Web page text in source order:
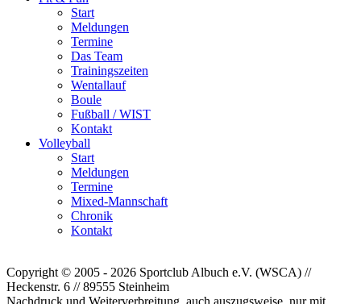
Start
Meldungen
Termine
Das Team
Trainingszeiten
Wentallauf
Boule
Fußball / WIST
Kontakt
Volleyball
Start
Meldungen
Termine
Mixed-Mannschaft
Chronik
Kontakt
Copyright © 2005 - 2026 Sportclub Albuch e.V. (WSCA) //
Heckenstr. 6 // 89555 Steinheim
Nachdruck und Weiterverbreitung, auch auszugsweise, nur mit